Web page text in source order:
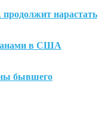
нарастать
в США
бывшего